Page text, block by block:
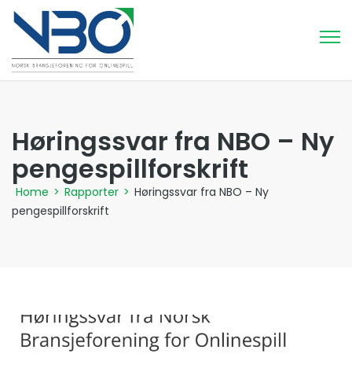
Høringssvar fra NBO – Ny
pengespillforskrift
Home > Rapporter > Høringssvar fra NBO – Ny
pengespillforskrift